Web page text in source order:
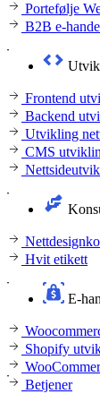
Portefølje
B2B e-
Frontend
Backend
Utvikling
CMS
Hvit etikett
E-
Shopify
Betjener